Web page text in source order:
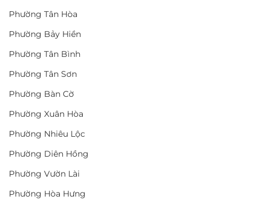
Phường Tân Hòa
Phường Bảy Hiền
Phường Tân Bình
Phường Tân Sơn
Phường Bàn Cờ
Phường Xuân Hòa
Phường Nhiêu Lộc
Phường Diên Hồng
Phường Vườn Lài
Phường Hòa Hưng